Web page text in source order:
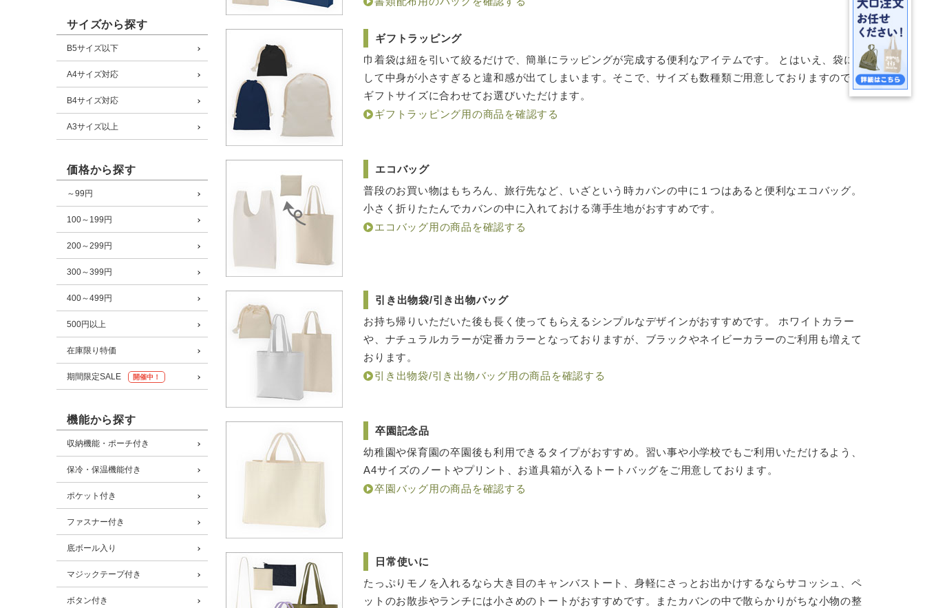
サイズから探す
B5サイズ以下
A4サイズ対応
B4サイズ対応
A3サイズ以上
価格から探す
～99円
100～199円
200～299円
300～399円
400～499円
500円以上
在庫限り特価
期間限定SALE 開催中！
機能から探す
収納機能・ポーチ付き
保冷・保温機能付き
ポケット付き
ファスナー付き
底ボール入り
マジックテープ付き
ボタン付き
ギフトラッピング
巾着袋は紐を引いて絞るだけで、簡単にラッピングが完成する便利なアイテムです。 とはいえ、袋に対
して中身が小さすぎると違和感が出てしまいます。そこで、サイズも数種類ご用意しておりますので、
ギフトサイズに合わせてお選びいただけます。
ギフトラッピング用の商品を確認する
エコバッグ
普段のお買い物はもちろん、旅行先など、いざという時カバンの中に１つはあると便利なエコバッグ。
小さく折りたたんでカバンの中に入れておける薄手生地がおすすめです。
エコバッグ用の商品を確認する
引き出物袋/引き出物バッグ
お持ち帰りいただいた後も長く使ってもらえるシンプルなデザインがおすすめです。 ホワイトカラー
や、ナチュラルカラーが定番カラーとなっておりますが、ブラックやネイビーカラーのご利用も増えて
おります。
引き出物袋/引き出物バッグ用の商品を確認する
卒園記念品
幼稚園や保育園の卒園後も利用できるタイプがおすすめ。習い事や小学校でもご利用いただけるよう、
A4サイズのノートやプリント、お道具箱が入るトートバッグをご用意しております。
卒園バッグ用の商品を確認する
日常使いに
たっぷりモノを入れるなら大き目のキャンバストート、身軽にさっとお出かけするならサコッシュ、ペ
ットのお散歩やランチには小さめのトートがおすすめです。またカバンの中で散らかりがちな小物の整